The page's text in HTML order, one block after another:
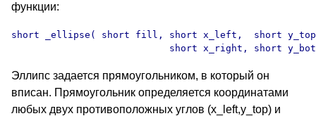
функции:
short _ellipse( short fill, short x_left,  short
short x_right, short
Эллипс задается прямоугольником, в который он
вписан. Прямоугольник определяется координатами
любых двух противоположных углов (x_left,y_top) и